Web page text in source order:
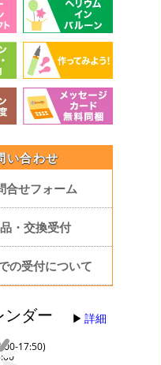
い合わせ
合せフォーム
・交換受付
の受付について
ンダー 詳細
17:50)